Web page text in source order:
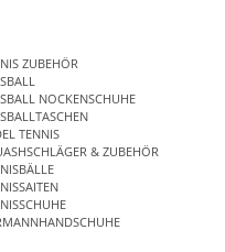
ZUBEHÖR
NOCKENSCHUHE
TENNIS
& ZUBEHÖR